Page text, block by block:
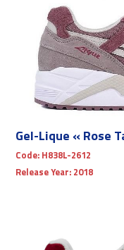
Gel-Lique « Rose
Code: H838L-2612
Release Year: 2018